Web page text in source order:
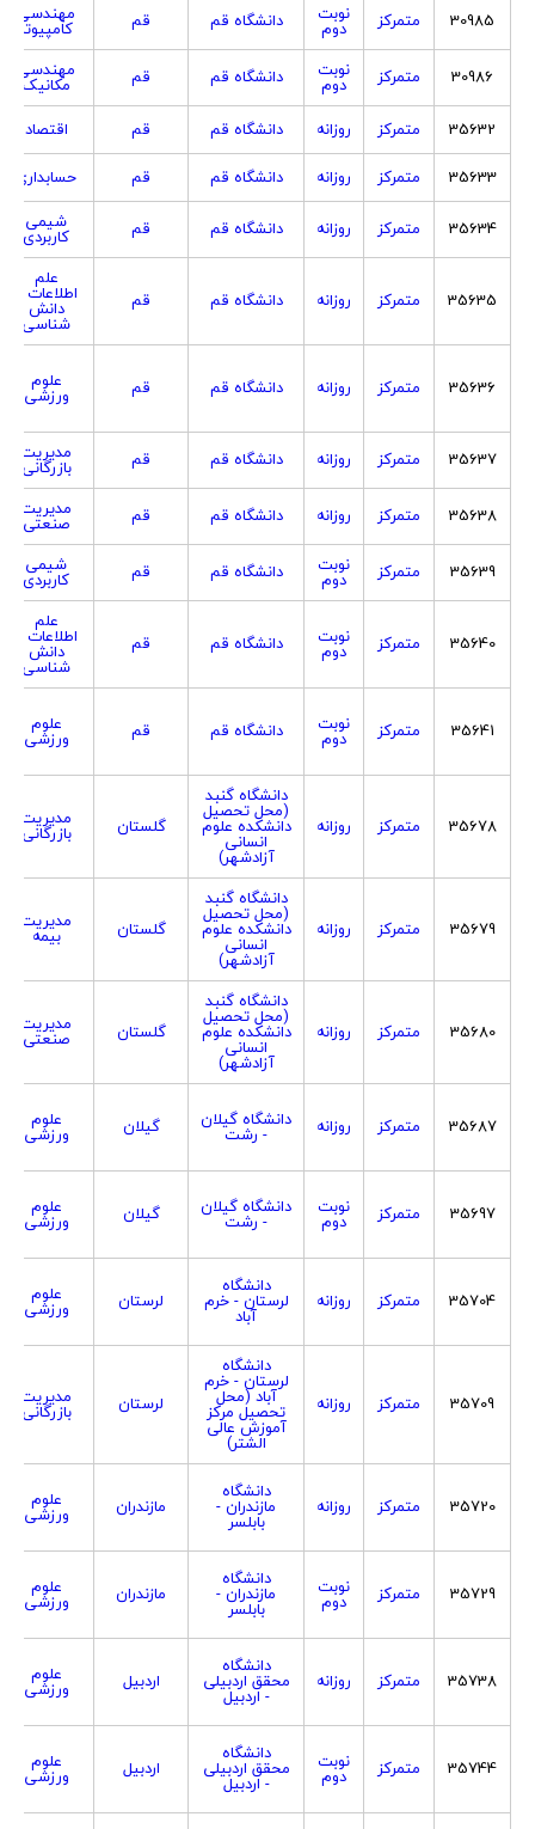
30985 متمرکز نوبت
دوم دانشگاه قم قم مهندسی
کامپیوتر
30986
متمرکز نوبت
دوم دانشگاه قم قم مهندسی
مکانیک
35632
متمرکز روزانه دانشگاه قم قم
اقتصاد
35633
متمرکز روزانه دانشگاه قم قم
حسابداری
35634
متمرکز روزانه دانشگاه قم قم شیمی
کاربردی
35635 متمرکز روزانه دانشگاه قم قم
علم
اطلاعات و
دانش
شناسی
35636 متمرکز روزانه دانشگاه قم قم علوم
ورزشی
35637 متمرکز روزانه دانشگاه قم قم مدیریت
بازرگانی
35638
متمرکز روزانه دانشگاه قم قم مدیریت
صنعتی
35639
متمرکز نوبت
دوم دانشگاه قم قم شیمی
کاربردی
35640 متمرکز نوبت
دوم دانشگاه قم قم
علم
اطلاعات و
دانش
شناسی
35641 متمرکز نوبت
دوم دانشگاه قم قم علوم
ورزشی
35678 متمرکز روزانه
دانشگاه گنبد
(محل تحصیل
دانشکده علوم
انسانی
آزادشهر)
گلستان مدیریت
بازرگانی
35679 متمرکز روزانه
دانشگاه گنبد
(محل تحصیل
دانشکده علوم
انسانی
آزادشهر)
گلستان مدیریت
بیمه
35680 متمرکز روزانه
دانشگاه گنبد
(محل تحصیل
دانشکده علوم
انسانی
آزادشهر)
گلستان مدیریت
صنعتی
35687 متمرکز روزانه دانشگاه گیلان
- رشت گیلان علوم
ورزشی
35697 متمرکز نوبت
دوم
دانشگاه گیلان
- رشت گیلان علوم
ورزشی
35704 متمرکز روزانه
دانشگاه
لرستان - خرم
آباد
لرستان علوم
ورزشی
35709 متمرکز روزانه
دانشگاه
لرستان - خرم
آباد (محل
تحصیل مرکز
آموزش عالی
الشتر)
لرستان مدیریت
بازرگانی
35720 متمرکز روزانه
دانشگاه
مازندران -
بابلسر
مازندران علوم
ورزشی
35729 متمرکز نوبت
دوم
دانشگاه
مازندران -
بابلسر
مازندران علوم
ورزشی
35738 متمرکز روزانه
دانشگاه
محقق اردبیلی
- اردبیل
اردبیل علوم
ورزشی
35744 متمرکز نوبت
دوم
دانشگاه
محقق اردبیلی
- اردبیل
اردبیل علوم
ورزشی